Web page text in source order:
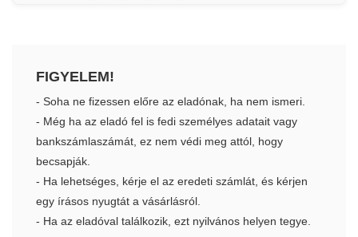
FIGYELEM!
- Soha ne fizessen előre az eladónak, ha nem ismeri.
- Még ha az eladó fel is fedi személyes adatait vagy
bankszámlaszámát, ez nem védi meg attól, hogy
becsapják.
- Ha lehetséges, kérje el az eredeti számlát, és kérjen
egy írásos nyugtát a vásárlásról.
- Ha az eladóval találkozik, ezt nyilvános helyen tegye.